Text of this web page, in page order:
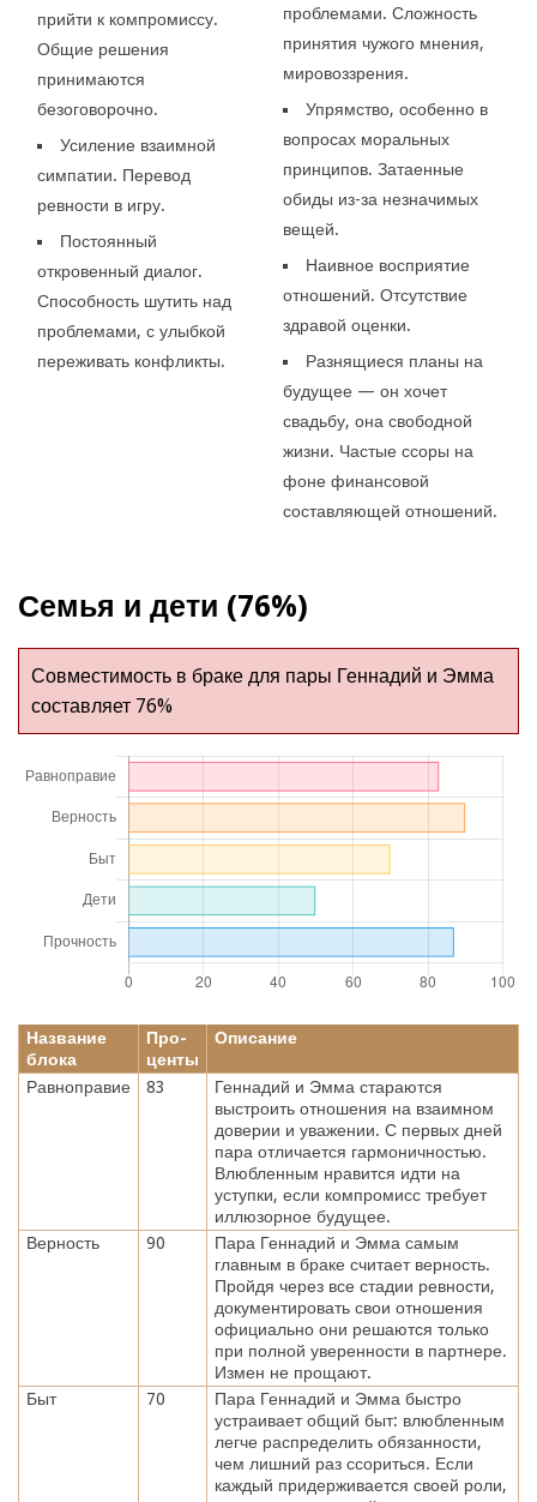
прийти к компромиссу.
Общие решения
принимаются
безоговорочно.
Усиление взаимной
симпатии. Перевод
ревности в игру.
Постоянный
откровенный диалог.
Способность шутить над
проблемами, с улыбкой
переживать конфликты.
проблемами. Сложность
принятия чужого мнения,
мировоззрения.
Упрямство, особенно в
вопросах моральных
принципов. Затаенные
обиды из-за незначимых
вещей.
Наивное восприятие
отношений. Отсутствие
здравой оценки.
Разнящиеся планы на
будущее — он хочет
свадьбу, она свободной
жизни. Частые ссоры на
фоне финансовой
составляющей отношений.
Семья и дети (76%)
Совместимость в браке для пары Геннадий и Эмма
составляет 76%
Название
блока
Про-
центы
Описание
Равноправие 83
Геннадий и Эмма стараются
выстроить отношения на взаимном
доверии и уважении. С первых дней
пара отличается гармоничностью.
Влюбленным нравится идти на
уступки, если компромисс требует
иллюзорное будущее.
Верность
90
Пара Геннадий и Эмма самым
главным в браке считает верность.
Пройдя через все стадии ревности,
документировать свои отношения
официально они решаются только
при полной уверенности в партнере.
Измен не прощают.
Быт
70
Пара Геннадий и Эмма быстро
устраивает общий быт: влюбленным
легче распределить обязанности,
чем лишний раз ссориться. Если
каждый придерживается своей роли,